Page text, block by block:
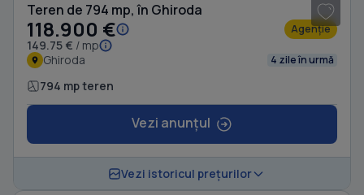
Teren de 794 mp, în Ghiroda
118.900 €
149.75 € / mp
Agenție
Ghiroda 4 zile în urmă
794 mp teren
Vezi anunțul
Vezi istoricul prețurilor